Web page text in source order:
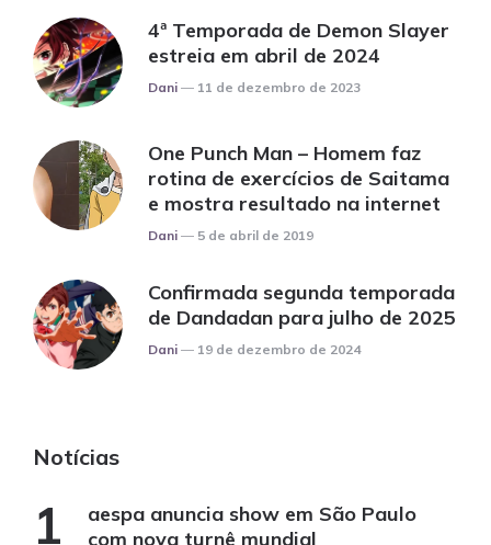
4ª Temporada de Demon Slayer
estreia em abril de 2024
Posted
Dani 11 de dezembro de 2023
One Punch Man – Homem faz
rotina de exercícios de Saitama
e mostra resultado na internet
Posted
Dani 5 de abril de 2019
Confirmada segunda temporada
de Dandadan para julho de 2025
Posted
Dani 19 de dezembro de 2024
Notícias
aespa anuncia show em São Paulo
com nova turnê mundial